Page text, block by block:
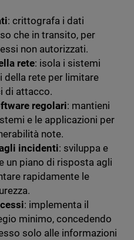
: crittografa i dati
che in transito, per
non autorizzati.
rete: isola i sistemi
della rete per limitare
di attacco.
regolari: mantieni
e le applicazioni per
note.
incidenti: sviluppa e
un piano di risposta agli
rapidamente le
: implementa il
minimo, concedendo
solo alle informazioni